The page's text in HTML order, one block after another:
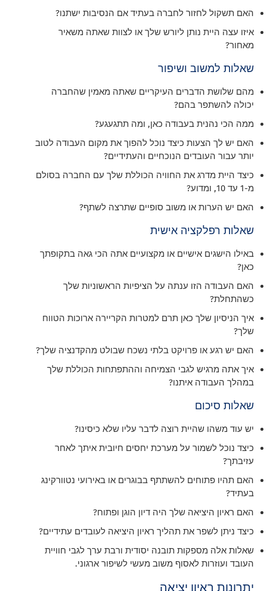
האם תשקול לחזור לחברה בעתיד אם הנסיבות ישתנו?
איזו עצה היית נותן ליורש שלך או לצוות שאתה משאיר
מאחור?
שאלות למשוב ושיפור
מהם שלושת הדברים העיקריים שאתה מאמין שהחברה
יכולה להשתפר בהם?
ממה הכי נהנית בעבודה כאן, ומה תתגעגע?
האם יש לך הצעות כיצד נוכל להפוך את מקום העבודה לטוב
יותר עבור העובדים הנוכחיים והעתידיים?
כיצד היית מדרג את החוויה הכוללת שלך עם החברה בסולם
מ-1 עד 10, ומדוע?
האם יש הערות או משוב סופיים שתרצה לשתף?
שאלות רפלקציה אישית
באילו הישגים אישיים או מקצועיים אתה הכי גאה בתקופתך
כאן?
האם העבודה הזו ענתה על הציפיות הראשוניות שלך
כשהתחלת?
איך הניסיון שלך כאן תרם למטרות הקריירה ארוכות הטווח
שלך?
האם יש רגע או פרויקט בלתי נשכח שבולט מהקדנציה שלך?
איך אתה מרגיש לגבי הצמיחה וההתפתחות הכוללת שלך
במהלך העבודה איתנו?
שאלות סיכום
יש עוד משהו שהיית רוצה לדבר עליו שלא כיסינו?
כיצד נוכל לשמור על מערכת יחסים חיובית איתך לאחר
עזיבתך?
האם תהיו פתוחים להשתתף בבוגרים או באירועי נטוורקינג
בעתיד?
האם ראיון היציאה שלך היה דיון הוגן ופתוח?
כיצד ניתן לשפר את תהליך ראיון היציאה לעובדים עתידיים?
שאלות אלה מספקות תובנה יסודית ורבת ערך לגבי חוויית
העובד ועוזרות לאסוף משוב מעשי לשיפור ארגוני.
יתרונות ראיון יציאה